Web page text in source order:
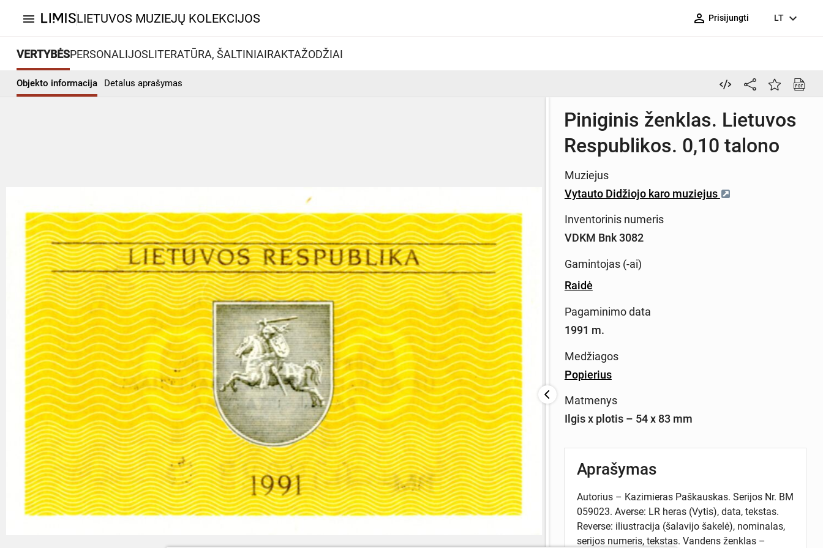
menu LIETUVOS MUZIEJŲ KOLEKCIJOS person_outline Prisijungti LT expand_more
VERTYBĖSPERSONALIJOSLITERATŪRA, ŠALTINIAIRAKTAŽODŽIAI
Objekto informacija Detalus aprašymas
Piniginis ženklas. Lietuvos
Respublikos. 0,10 talono
Muziejus
Vytauto Didžiojo karo muziejus
Inventorinis numeris
VDKM Bnk 3082
Gamintojas (-ai)
Raidė
Pagaminimo data
1991 m.
Medžiagos
Popierius
Matmenys
Ilgis x plotis – 54 x 83 mm
Aprašymas
Autorius – Kazimieras Paškauskas. Serijos Nr. BM
059023. Averse: LR heras (Vytis), data, tekstas.
Reverse: iliustracija (šalavijo šakelė), nominalas,
serijos numeris, tekstas. Vandens ženklas –